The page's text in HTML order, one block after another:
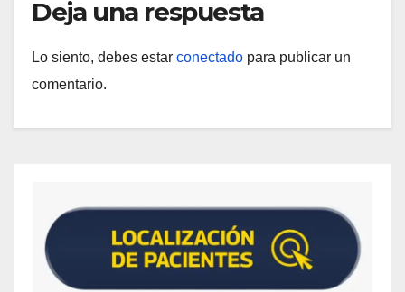
Deja una respuesta
Lo siento, debes estar conectado para publicar un
comentario.